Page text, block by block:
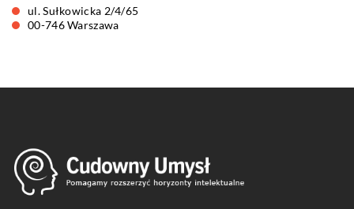
ul. Sułkowicka 2/4/65
00-746 Warszawa